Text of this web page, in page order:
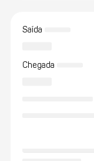
Saída
Chegada